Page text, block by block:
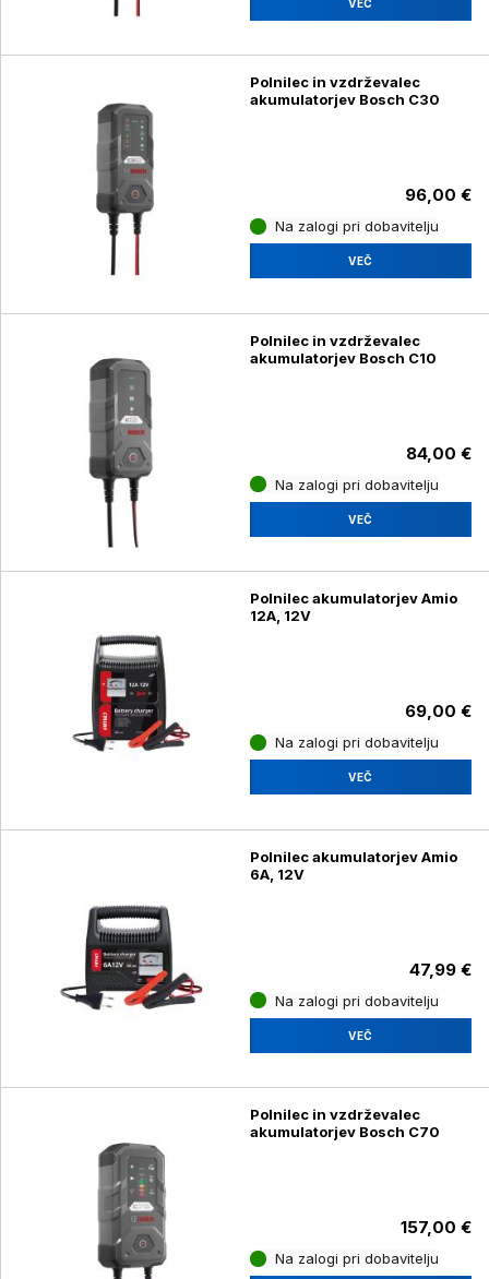
VEČ
Polnilec in vzdrževalec
akumulatorjev Bosch C30
96,00 €
Na zalogi pri dobavitelju
VEČ
Polnilec in vzdrževalec
akumulatorjev Bosch C10
84,00 €
Na zalogi pri dobavitelju
VEČ
Polnilec akumulatorjev Amio
12A, 12V
69,00 €
Na zalogi pri dobavitelju
VEČ
Polnilec akumulatorjev Amio
6A, 12V
47,99 €
Na zalogi pri dobavitelju
VEČ
Polnilec in vzdrževalec
akumulatorjev Bosch C70
157,00 €
Na zalogi pri dobavitelju